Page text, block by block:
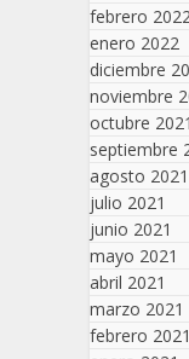
febrero
enero 2022
diciembre
noviembre
octubre 2021
septiembre
agosto 2021
julio 2021
junio 2021
mayo 2021
abril 2021
marzo 2021
febrero 2021